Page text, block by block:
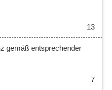
13
gemäß entsprechender
7